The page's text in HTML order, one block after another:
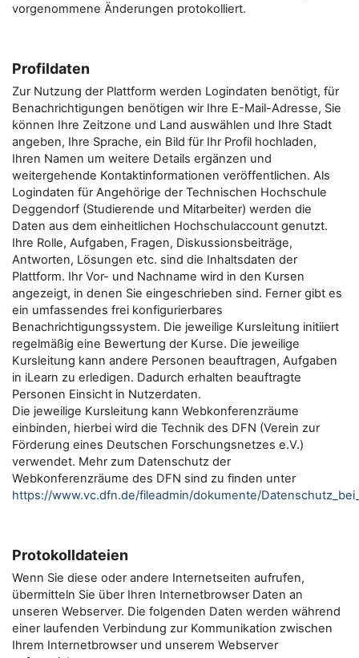
vorgenommene Änderungen protokolliert.
Profildaten
Zur Nutzung der Plattform werden Logindaten benötigt, für
Benachrichtigungen benötigen wir Ihre E-Mail-Adresse, Sie
können Ihre Zeitzone und Land auswählen und Ihre Stadt
angeben, Ihre Sprache, ein Bild für Ihr Profil hochladen,
Ihren Namen um weitere Details ergänzen und
weitergehende Kontaktinformationen veröffentlichen. Als
Logindaten für Angehörige der Technischen Hochschule
Deggendorf (Studierende und Mitarbeiter) werden die
Daten aus dem einheitlichen Hochschulaccount genutzt.
Ihre Rolle, Aufgaben, Fragen, Diskussionsbeiträge,
Antworten, Lösungen etc. sind die Inhaltsdaten der
Plattform. Ihr Vor- und Nachname wird in den Kursen
angezeigt, in denen Sie eingeschrieben sind. Ferner gibt es
ein umfassendes frei konfigurierbares
Benachrichtigungssystem. Die jeweilige Kursleitung initiiert
regelmäßig eine Bewertung der Kurse. Die jeweilige
Kursleitung kann andere Personen beauftragen, Aufgaben
in iLearn zu erledigen. Dadurch erhalten beauftragte
Personen Einsicht in Nutzerdaten.
Die jeweilige Kursleitung kann Webkonferenzräume
einbinden, hierbei wird die Technik des DFN (Verein zur
Förderung eines Deutschen Forschungsnetzes e.V.)
verwendet. Mehr zum Datenschutz der
Webkonferenzräume des DFN sind zu finden unter
https://www.vc.dfn.de/fileadmin/dokumente/
Protokolldateien
Wenn Sie diese oder andere Internetseiten aufrufen,
übermitteln Sie über Ihren Internetbrowser Daten an
unseren Webserver. Die folgenden Daten werden während
einer laufenden Verbindung zur Kommunikation zwischen
Ihrem Internetbrowser und unserem Webserver